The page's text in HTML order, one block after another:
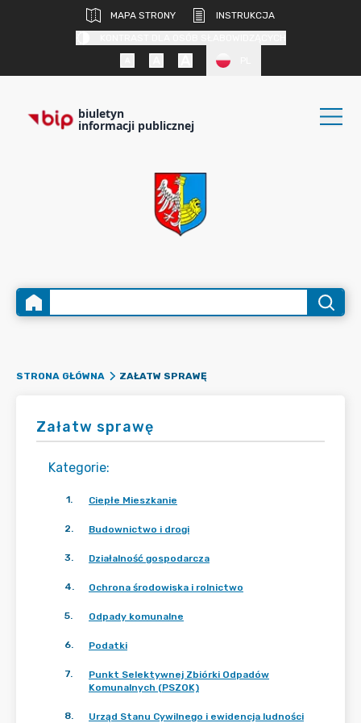
MAPA STRONY
INSTRUKCJA
biuletyn
informacji publicznej
STRONA GŁÓWNA ZAŁATW SPRAWĘ
Załatw sprawę
Kategorie:
1. Ciepłe Mieszkanie
2. Budownictwo i drogi
3. Działalność gospodarcza
4. Ochrona środowiska i rolnictwo
5. Odpady komunalne
6. Podatki
7.
Punkt Selektywnej Zbiórki Odpadów
Komunalnych (PSZOK)
8. Urząd Stanu Cywilnego i ewidencja ludności